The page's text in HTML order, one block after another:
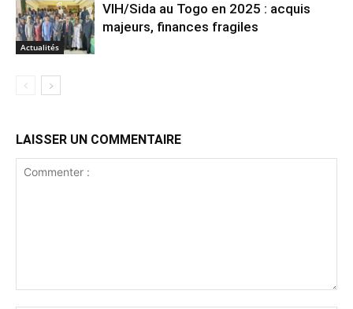
Actualités
VIH/Sida au Togo en 2025 : acquis
majeurs, finances fragiles
LAISSER UN COMMENTAIRE